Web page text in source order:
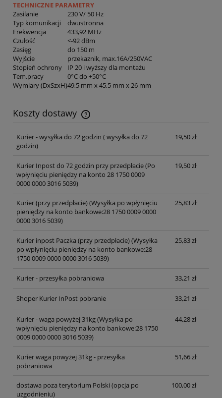
TECHNICZNE PARAMETRY
Zasilanie
230 V/ 50 Hz
Typ komunikacji
dwustronna
Frekwencja
433,92 MHz
Czułość
<-92 dBm
Zasięg
do 150 m
Wyjście
przekaznik, max.16A/250VAC
Stopień ochrony
IP 20 i wyższy dla montażu
Tem.pracy
0°C do +50°C
Wymiary (DxSzxH)49,5 mm x 45,5 mm x 26 mm
Koszty dostawy
Cena nie zawiera ewentualnych kosztów płatności
Kurier - wysyłka do 72 godzin ( wysyłka do 72
godzin)
19,50 zł
Kurier Inpost do 72 godzin przy przedpłacie(Po
wpłynięciu pieniędzy na konto 28 1750 0009
0000 0000 3016 5039)
19,50 zł
Kurier (przy przedpłacie)(Wysyłka po wpłynięciu
pieniędzy na konto bankowe:28 1750 0009 0000
0000 3016 5039)
25,83 zł
Kurier inpost Paczka (przy przedpłacie)(Wysyłka
po wpłynięciu pieniędzy na konto bankowe:28
1750 0009 0000 0000 3016 5039)
25,83 zł
Kurier - przesyłka pobraniowa 33,21 zł
Shoper Kurier InPost pobranie 33,21 zł
Kurier - waga powyżej 31kg(Wysyłka po
wpłynięciu pieniędzy na konto bankowe:28 1750
0009 0000 0000 3016 5039)
44,28 zł
Kurier waga powyżej 31kg - przesyłka
pobraniowa
51,66 zł
dostawa poza terytorium Polski (opcja po
uzgodnieniu)
100,00 zł